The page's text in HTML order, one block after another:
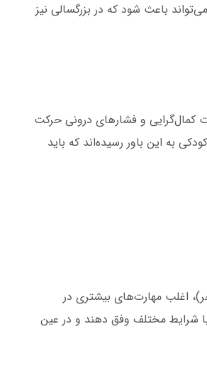
باعث شود که در بزرگسالی نیز
کمال‌گرایی و فشارهای درونی حرکت
به این باور رسیده‌اند که باید
اغلب مهارت‌های بیشتری در
شرایط مختلف وفق دهند و در عین